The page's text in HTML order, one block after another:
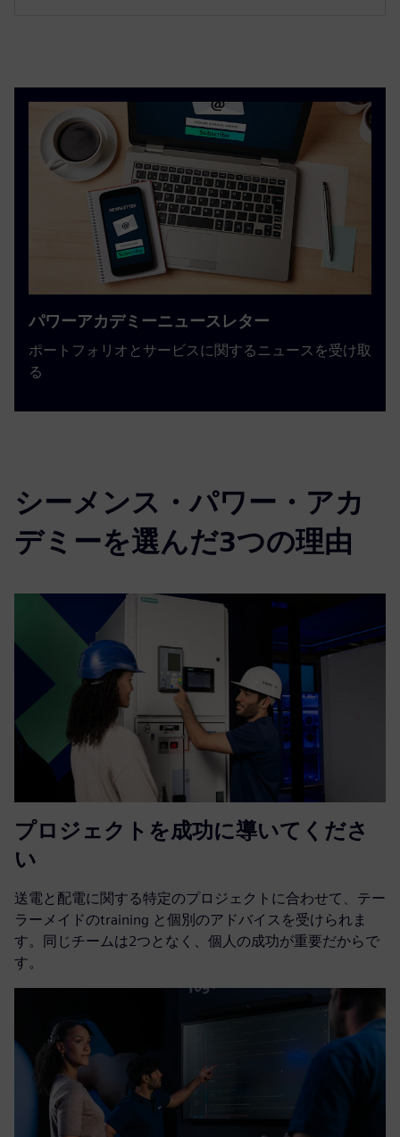
パワーアカデミーニュースレター
ポートフォリオとサービスに関するニュースを受け取
る
シーメンス・パワー・アカ
デミーを選んだ3つの理由
プロジェクトを成功に導いてくださ
い
送電と配電に関する特定のプロジェクトに合わせて、テー
ラーメイドのtraining と個別のアドバイスを受けられま
す。同じチームは2つとなく、個人の成功が重要だからで
す。